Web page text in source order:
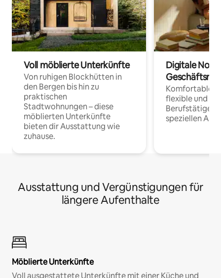
Voll möblierte Unterkünfte
Von ruhigen Blockhütten in
den Bergen bis hin zu
praktischen
Stadtwohnungen – diese
möblierten Unterkünfte
bieten dir Ausstattung wie
zuhause.
Digitale
Komfortable
flexible und
Berufstätige
speziellen
Ausstattung und Vergünstigungen für
längere Aufenthalte
Möblierte Unterkünfte
Voll ausgestattete Unterkünfte mit einer Küche und